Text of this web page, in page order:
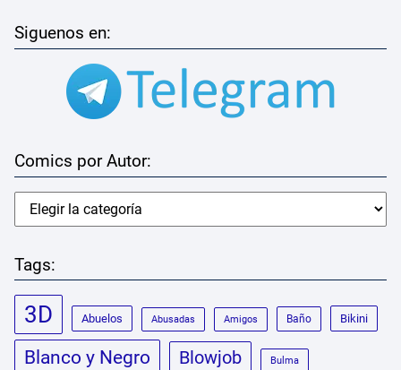
Siguenos en:
Comics por Autor:
Tags:
3D Abuelos Abusadas Amigos Baño Bikini
Blanco y Negro Blowjob Bulma